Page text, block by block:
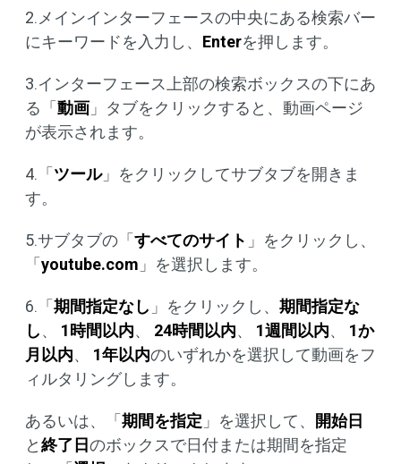
2.メインインターフェースの中央にある検索バー
にキーワードを入力し、 Enterを押します。
3.インターフェース上部の検索ボックスの下にあ
る「 動画 」タブをクリックすると、動画ページ
が表示されます。
4.「 ツール」をクリックしてサブタブを開きま
す。
5.サブタブの「 すべてのサイト 」をクリックし、
「 youtube.com 」を選択します。
6.「 期間指定なし 」をクリックし、 期間指定な
し、 1時間以内、 24時間以内、 1週間以内、 1か
月以内、 1年以内のいずれかを選択して動画をフ
ィルタリングします。
あるいは、「 期間を指定 」を選択して、
開始日
と終了日のボックスで日付または期間を指定